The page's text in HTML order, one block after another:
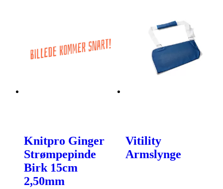
Knitpro Ginger
Strømpepinde
Birk 15cm
2,50mm
Vitility
Armslynge